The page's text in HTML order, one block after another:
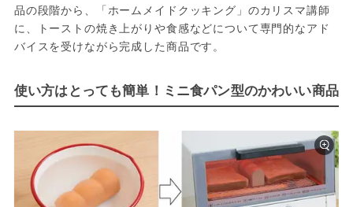
品の段階から、「ホームメイドクッキング」のカリスマ講師
に、トーストの焼き上がりや食感などについて専門的なアド
バイスを受けながら完成した商品です。
使い方はとっても簡単！ミニ食パン型のかわいい商品